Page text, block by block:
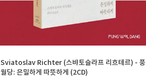
Sviatoslav Richter (스뱌토슬라프 리흐테르) - 풍
월당: 은밀하게 따뜻하게 (2CD)